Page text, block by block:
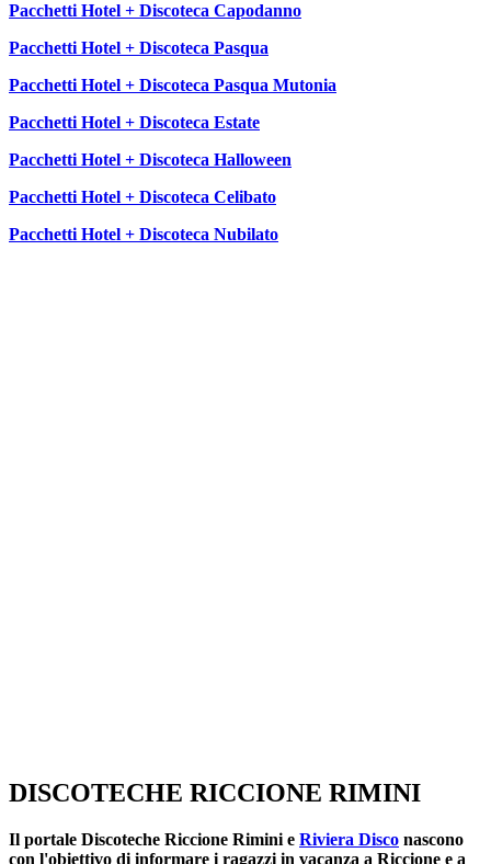
Pacchetti Hotel + Discoteca Capodanno
Pacchetti Hotel + Discoteca Pasqua
Pacchetti Hotel + Discoteca Pasqua Mutonia
Pacchetti Hotel + Discoteca Estate
Pacchetti Hotel + Discoteca Halloween
Pacchetti Hotel + Discoteca Celibato
Pacchetti Hotel + Discoteca Nubilato
DISCOTECHE RICCIONE RIMINI
Il portale Discoteche Riccione Rimini e Riviera Disco nascono
con l'obiettivo di informare i ragazzi in vacanza a Riccione e a